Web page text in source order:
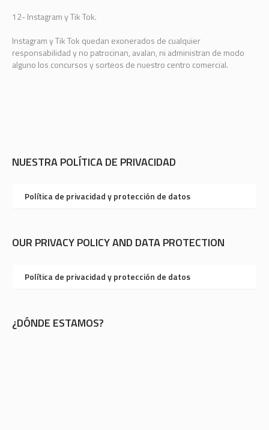
12- Instagram y Tik Tok.
Instagram y Tik Tok quedan exonerados de cualquier
responsabilidad y no patrocinan, avalan, ni administran de modo
alguno los concursos y sorteos de nuestro centro comercial.
NUESTRA POLÍTICA DE PRIVACIDAD
Política de privacidad y protección de datos
OUR PRIVACY POLICY AND DATA PROTECTION
Política de privacidad y protección de datos
¿DÓNDE ESTAMOS?